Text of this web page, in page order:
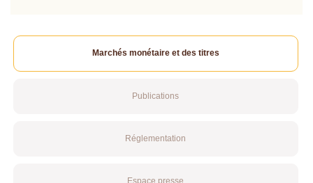
Marchés monétaire et des titres
Publications
Réglementation
Espace presse